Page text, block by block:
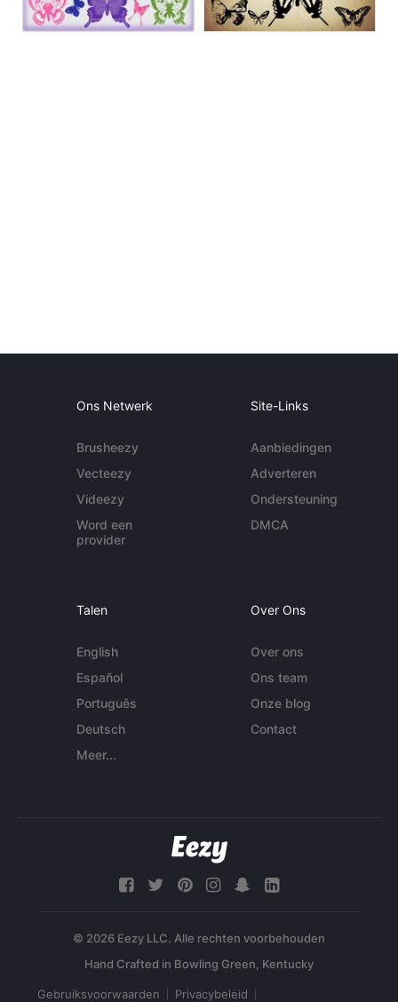
Ons Netwerk
Brusheezy
Vecteezy
Videezy
Word een
provider
Site-Links
Aanbiedingen
Adverteren
Ondersteuning
DMCA
Talen
English
Español
Português
Deutsch
Meer...
Over Ons
Over ons
Ons team
Onze blog
Contact
© 2026 Eezy LLC. Alle rechten voorbehouden
Gebruiksvoorwaarden Privacybeleid